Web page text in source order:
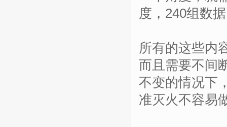
度，240组数
所有的这些内
而且需要不间
不变的情况下
准灭火不容易